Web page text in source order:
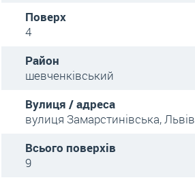
Поверх
4
Район
шевченківський
Вулиця / адреса
вулиця Замарстинівська, Львів
Всього поверхів
9